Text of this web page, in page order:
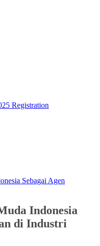
Registration
Sebagai Agen
Indonesia
di Industri